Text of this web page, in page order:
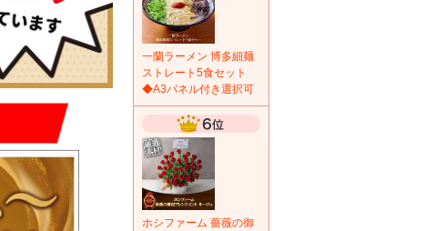
一蘭ラーメン 博多細麺
ストレート5食セット
◆A3パネル付き選択可
ホシファーム 薔薇の御